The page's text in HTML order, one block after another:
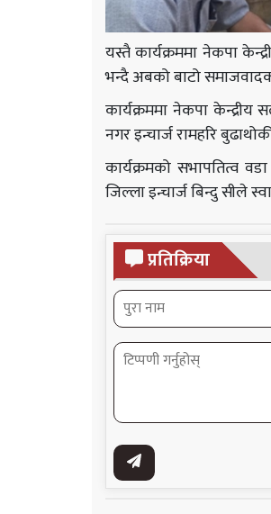
यस्तै कार्यक्रममा नेकपा
भन्दै अबको बाटो
कार्यक्रममा नेकपा केन्द्रीय
नगर इन्चार्ज रामहरि
कार्यक्रमको सभापतित्व
जिल्ला इन्चार्ज बिन्दु सीले
प्रतिक्रिया